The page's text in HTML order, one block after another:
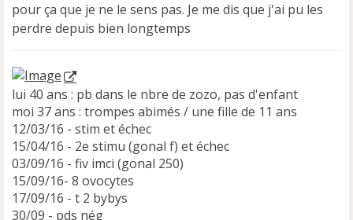
pour ça que je ne le sens pas. Je me dis que j'ai pu les
perdre depuis bien longtemps
lui 40 ans : pb dans le nbre de zozo, pas d'enfant
moi 37 ans : trompes abimés / une fille de 11 ans
12/03/16 - stim et échec
15/04/16 - 2e stimu (gonal f) et échec
03/09/16 - fiv imci (gonal 250)
15/09/16- 8 ovocytes
17/09/16 - t 2 bybys
30/09 - pds nég